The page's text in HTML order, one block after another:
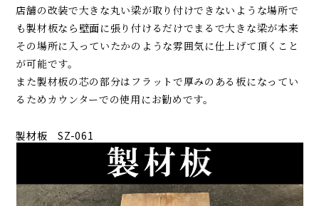
店舗の改装で大きな丸い梁が取り付けできないような場所で
も製材板なら壁面に張り付けるだけでまるで大きな梁が本来
その場所に入っていたかのような雰囲気に仕上げて頂くこと
が可能です。
また製材板の芯の部分はフラットで厚みのある板になってい
るためカウンターでの使用にお勧めです。
製材板 SZ-061